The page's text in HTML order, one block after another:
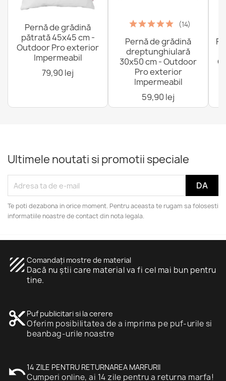
Pernă de grădină
pătrată 45x45 cm -
Outdoor Pro exterior
Impermeabil
79,90 lej
(14)
Pernă de grădină
dreptunghiulară
30x50 cm - Outdoor
Pro exterior
Impermeabil
59,90 lej
Ultimele noutati si promotii speciale
Te poti dezabona in orice moment. Pentru aceasta te rugam sa folosesti
informatiile noastre de contact din nota legala.
texture Comandați mostre de material
Dacă nu știi care material va fi cel mai bun pentru
tine.
content_cut Puf publicitari si la cerere
Oferim posibilitatea de a imprima pe puf-urile si
beanbag-urile noastre
undo14 ZILE PENTRU RETURNAREA MARFURII
Cumperi online, ai 14 zile pentru a returna marfa!